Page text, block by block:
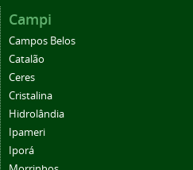
Campi
Campos Belos
Catalão
Ceres
Cristalina
Hidrolândia
Ipameri
Iporá